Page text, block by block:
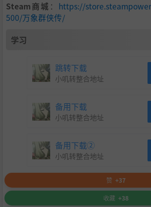
Steam商城 ： https://
500/万象群侠传/
学习
跳转下载
小叽转整合地址
备用下载
小叽转整合地址
备用下载②
小叽转整合地址
赞 +37
收藏 +38